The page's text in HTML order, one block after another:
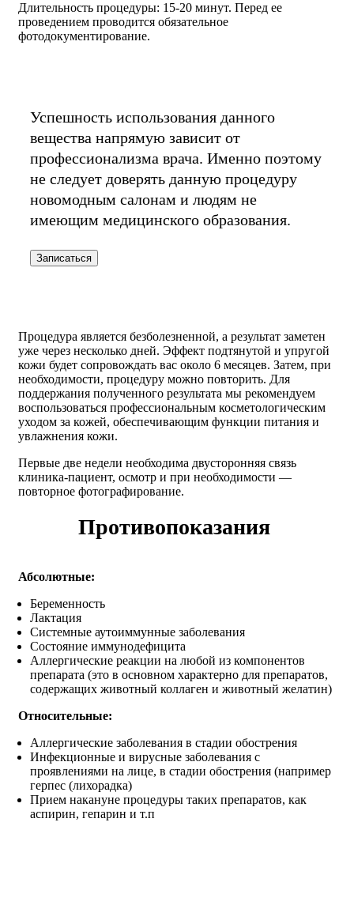
Длительность процедуры: 15-20 минут. Перед ее
проведением проводится обязательное
фотодокументирование.
Успешность использования данного
вещества напрямую зависит от
профессионализма врача. Именно поэтому
не следует доверять данную процедуру
новомодным салонам и людям не
имеющим медицинского образования.
Записаться
Процедура является безболезненной, а результат заметен
уже через несколько дней. Эффект подтянутой и упругой
кожи будет сопровождать вас около 6 месяцев. Затем, при
необходимости, процедуру можно повторить. Для
поддержания полученного результата мы рекомендуем
воспользоваться профессиональным косметологическим
уходом за кожей, обеспечивающим функции питания и
увлажнения кожи.
Первые две недели необходима двусторонняя связь
клиника-пациент, осмотр и при необходимости —
повторное фотографирование.
Противопоказания
Абсолютные:
Беременность
Лактация
Системные аутоиммунные заболевания
Состояние иммунодефицита
Аллергические реакции на любой из компонентов
препарата (это в основном характерно для препаратов,
содержащих животный коллаген и животный желатин)
Относительные:
Аллергические заболевания в стадии обострения
Инфекционные и вирусные заболевания с
проявлениями на лице, в стадии обострения (например
герпес (лихорадка)
Прием накануне процедуры таких препаратов, как
аспирин, гепарин и т.п